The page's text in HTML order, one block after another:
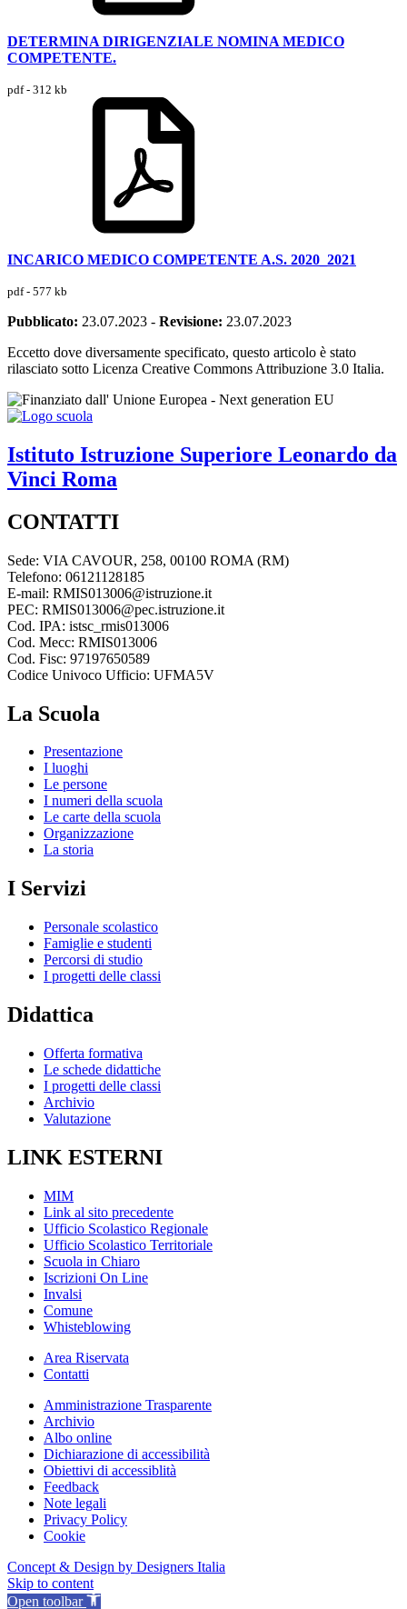
DETERMINA DIRIGENZIALE NOMINA MEDICO
COMPETENTE.
pdf - 312 kb
INCARICO MEDICO COMPETENTE A.S. 2020_2021
pdf - 577 kb
Pubblicato: 23.07.2023 - Revisione: 23.07.2023
Eccetto dove diversamente specificato, questo articolo è stato
rilasciato sotto Licenza Creative Commons Attribuzione 3.0 Italia.
Istituto Istruzione Superiore Leonardo da
Vinci Roma
CONTATTI
Sede: VIA CAVOUR, 258, 00100 ROMA (RM)
Telefono: 06121128185
E-mail: RMIS013006@istruzione.it
PEC: RMIS013006@pec.istruzione.it
Cod. IPA: istsc_rmis013006
Cod. Mecc: RMIS013006
Cod. Fisc: 97197650589
Codice Univoco Ufficio: UFMA5V
La Scuola
Presentazione
I luoghi
Le persone
I numeri della scuola
Le carte della scuola
Organizzazione
La storia
I Servizi
Personale scolastico
Famiglie e studenti
Percorsi di studio
I progetti delle classi
Didattica
Offerta formativa
Le schede didattiche
I progetti delle classi
Archivio
Valutazione
LINK ESTERNI
MIM
Link al sito precedente
Ufficio Scolastico Regionale
Ufficio Scolastico Territoriale
Scuola in Chiaro
Iscrizioni On Line
Invalsi
Comune
Whisteblowing
Area Riservata
Contatti
Amministrazione Trasparente
Archivio
Albo online
Dichiarazione di accessibilità
Obiettivi di accessiblità
Feedback
Note legali
Privacy Policy
Cookie
Concept & Design by Designers Italia
Skip to content
Open toolbar